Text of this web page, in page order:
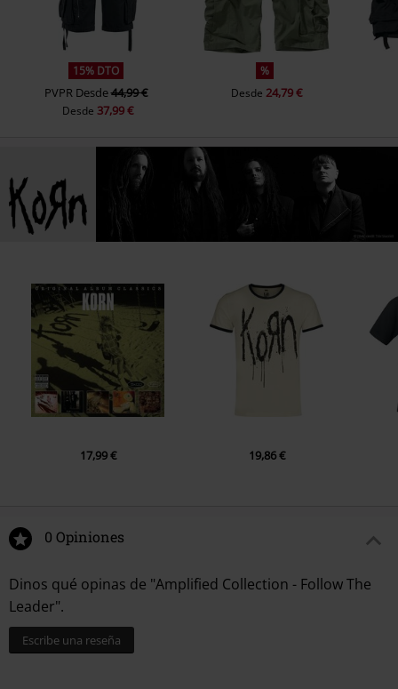
15% DTO
PVPR Desde44,99 €
Desde 37,99 €
%
Desde 24,79 €
17,99 € 19,86 €
0 Opiniones
Dinos qué opinas de "Amplified Collection - Follow The
Leader".
Escribe una reseña